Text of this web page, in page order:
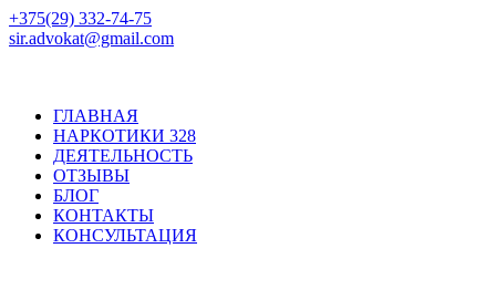
+375(29) 332-74-75
sir.advokat@gmail.com
ГЛАВНАЯ
НАРКОТИКИ 328
ДЕЯТЕЛЬНОСТЬ
ОТЗЫВЫ
БЛОГ
КОНТАКТЫ
КОНСУЛЬТАЦИЯ